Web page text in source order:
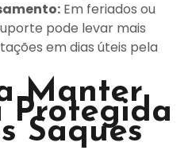
Em feriados ou
pode levar mais
em dias úteis pela
Manter
Protegida
Saques